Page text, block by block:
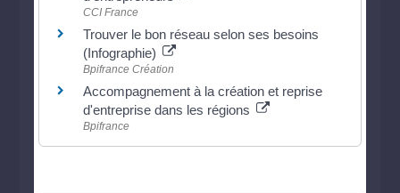
CCI France
Trouver le bon réseau selon ses besoins
(Infographie)
Bpifrance Création
Accompagnement à la création et reprise
d'entreprise dans les régions
Bpifrance